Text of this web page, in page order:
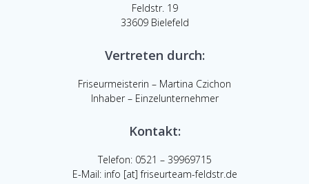
Feldstr. 19
33609 Bielefeld
Vertreten durch:
Friseurmeisterin – Martina Czichon
Inhaber – Einzelunternehmer
Kontakt:
Telefon: 0521 – 39969715
E-Mail: info [at] friseurteam-feldstr.de